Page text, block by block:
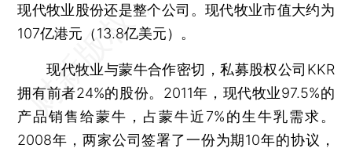
现代牧业股份还是整个公司。现代牧业市值大约为
107亿港元（13.8亿美元）。
现代牧业与蒙牛合作密切，私募股权公司KKR
拥有前者24%的股份。2011年，现代牧业97.5%的
产品销售给蒙牛，占蒙牛近7%的生牛乳需求。
2008年，两家公司签署了一份为期10年的协议，